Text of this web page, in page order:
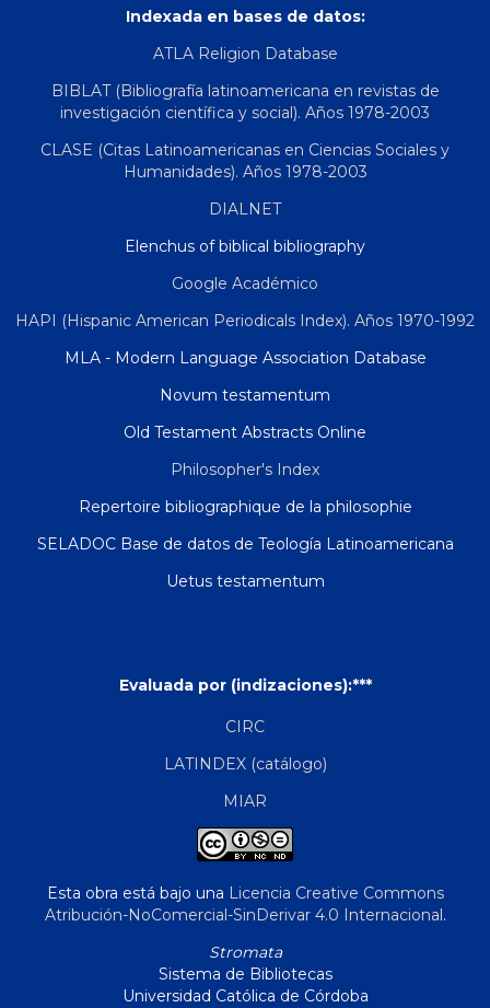
Indexada en bases de datos:
ATLA Religion Database
BIBLAT (Bibliografía latinoamericana en revistas de
investigación científica y social). Años 1978-2003
CLASE (Citas Latinoamericanas en Ciencias Sociales y
Humanidades). Años 1978-2003
DIALNET
Elenchus of biblical bibliography
Google Académico
HAPI (Hispanic American Periodicals Index). Años 1970-1992
MLA - Modern Language Association Database
Novum testamentum
Old Testament Abstracts Online
Philosopher's Index
Repertoire bibliographique de la philosophie
SELADOC Base de datos de Teología Latinoamericana
Uetus testamentum
Evaluada por (indizaciones):***
CIRC
LATINDEX (catálogo)
MIAR
Esta obra está bajo una Licencia Creative Commons
Atribución-NoComercial-SinDerivar 4.0 Internacional.
Stromata
Sistema de Bibliotecas
Universidad Católica de Córdoba